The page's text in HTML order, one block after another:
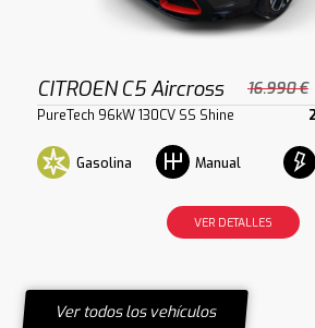
CITROEN C5 Aircross 16.990 €
PureTech 96kW 130CV SS Shine
Gasolina Manual
VER DETALLES
Ver todos los vehículos